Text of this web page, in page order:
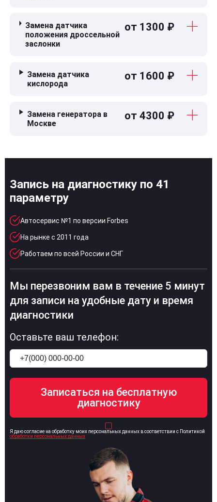
Замена датчика
положения дроссельной
заслонки
от 1300 ₽
Замена датчика
кислорода
от 1600 ₽
Замена генератора в
Москве
от 4300 ₽
Запись на диагностику по 41
параметру
Автосервис №1 по версии Forbes
На рынке с 2011 года
Работаем по всей России и СНГ
Мы перезвоним вам в течение 5 минут
для записи на удобные дату и время
диагностики
Оставьте ваш телефон:
Я даю согласие на обработку моих персональных данных в соответствии с Политикой
обработки персональных данных